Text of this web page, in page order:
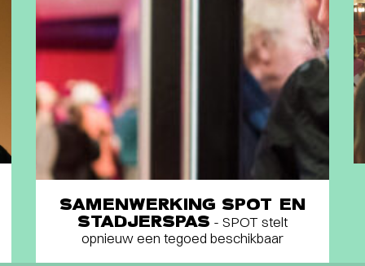
SAMENWERKING SPOT EN
STADJERSPAS - SPOT stelt
opnieuw een tegoed beschikbaar